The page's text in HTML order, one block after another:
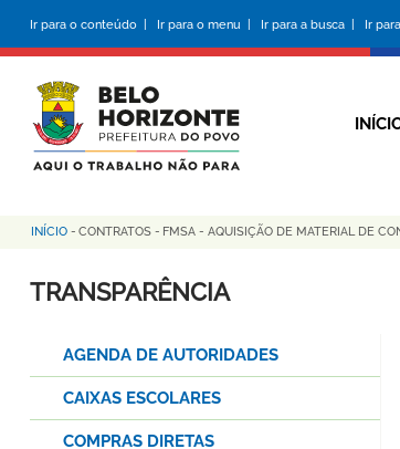
conteúdo
principal
Ir para o conteúdo | Ir para o menu | Ir para a busca | Ir
Trilha
de
INÍCIO - CONTRATOS - FMSA - AQUISIÇÃO DE MATERIAL DE
TRANSPARÊNCIA
AGENDA DE AUTORIDADES
CAIXAS ESCOLARES
COMPRAS DIRETAS